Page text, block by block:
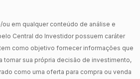
em qualquer conteúdo de análise e
Central do Investidor possuem caráter
como objetivo fornecer informações que
tomar sua própria decisão de investimento,
como uma oferta para compra ou venda